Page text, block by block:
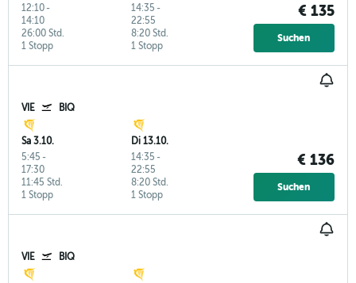
12:10-
14:10
1 Stopp
26:00 Std.
14:35 -
22:55
1 Stopp
8:20 Std.
€ 135
Suchen
VIE BIQ
Sa 3.10.
5:45 -
17:30
1 Stopp
11:45 Std.
Di 13.10.
14:35 -
22:55
1 Stopp
8:20 Std.
€ 136
Suchen
VIE BIQ